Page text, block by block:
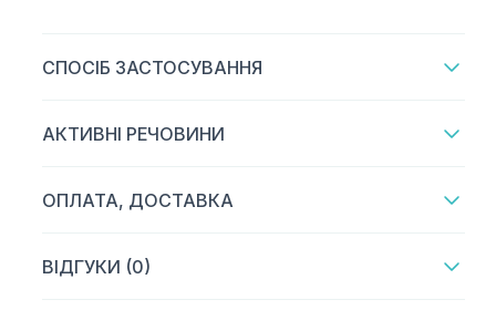
СПОСІБ ЗАСТОСУВАННЯ
АКТИВНІ РЕЧОВИНИ
ОПЛАТА, ДОСТАВКА
ВІДГУКИ (0)